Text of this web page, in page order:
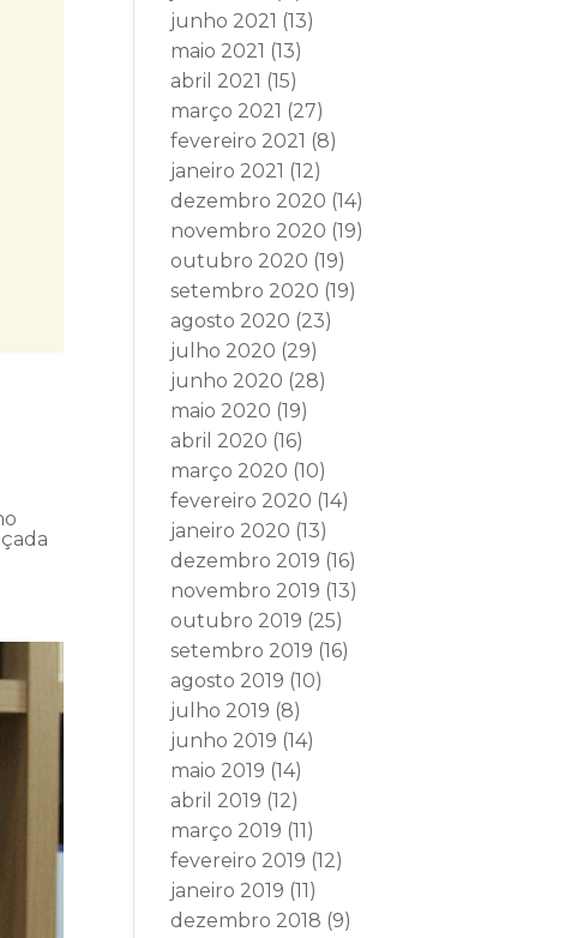
junho 2021 (13)
maio 2021 (13)
abril 2021 (15)
março 2021 (27)
fevereiro 2021 (8)
janeiro 2021 (12)
dezembro 2020 (14)
novembro 2020 (19)
outubro 2020 (19)
setembro 2020 (19)
agosto 2020 (23)
julho 2020 (29)
junho 2020 (28)
maio 2020 (19)
abril 2020 (16)
março 2020 (10)
fevereiro 2020 (14)
janeiro 2020 (13)
dezembro 2019 (16)
novembro 2019 (13)
outubro 2019 (25)
setembro 2019 (16)
agosto 2019 (10)
julho 2019 (8)
junho 2019 (14)
maio 2019 (14)
abril 2019 (12)
março 2019 (11)
fevereiro 2019 (12)
janeiro 2019 (11)
dezembro 2018 (9)